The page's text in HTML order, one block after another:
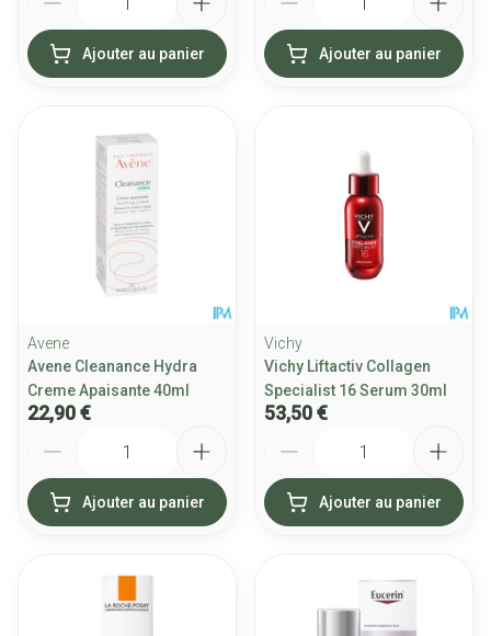
Ajouter au panier Ajouter au panier
Avene
Avene Cleanance Hydra
Creme Apaisante 40ml
22,90 €
Ajouter au panier
Vichy
Vichy Liftactiv Collagen
Specialist 16 Serum 30ml
53,50 €
Ajouter au panier